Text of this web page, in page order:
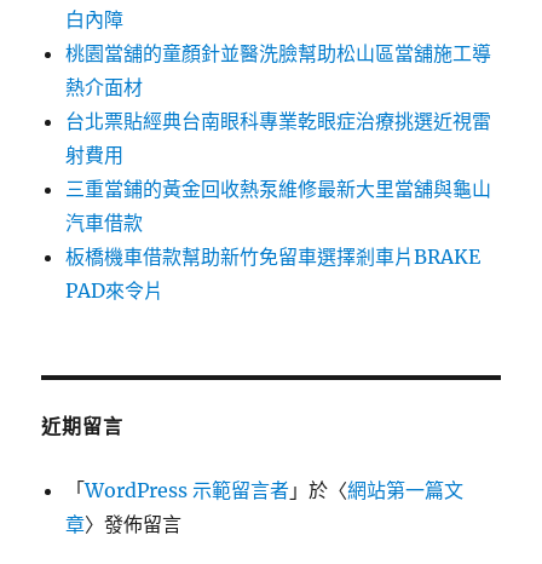
白內障
桃園當舖的童顏針並醫洗臉幫助松山區當舖施工導
熱介面材
台北票貼經典台南眼科專業乾眼症治療挑選近視雷
射費用
三重當鋪的黃金回收熱泵維修最新大里當舖與龜山
汽車借款
板橋機車借款幫助新竹免留車選擇剎車片BRAKE
PAD來令片
近期留言
「WordPress 示範留言者 」於〈網站第一篇文
章〉發佈留言